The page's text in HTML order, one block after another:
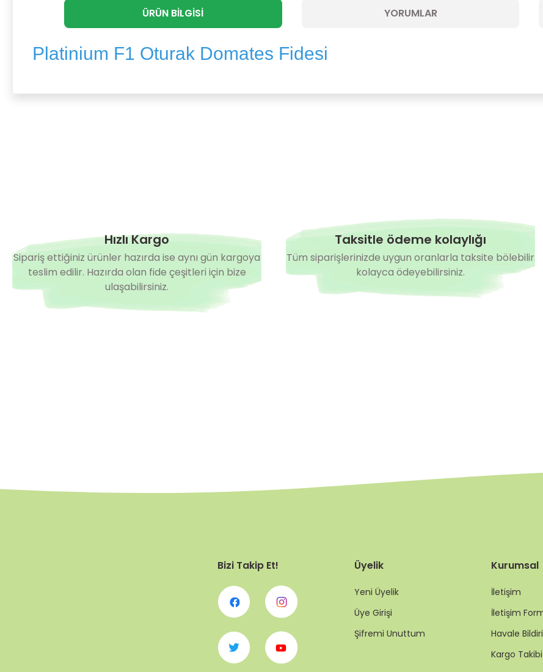
ÜRÜN BILGISI YORUMLAR
Platinium F1 Oturak Domates Fidesi
Hızlı Kargo
Sipariş ettiğiniz ürünler hazırda ise aynı gün kargoya
teslim edilir. Hazırda olan fide çeşitleri için bize
ulaşabilirsiniz.
Taksitle ödeme kolaylığı
Tüm siparişlerinizde uygun oranlarla taksite bölebilir
kolayca ödeyebilirsiniz.
Bizi Takip Et! Üyelik
Yeni Üyelik
Üye Girişi
Şifremi Unuttum
Kurumsal
İletişim
İletişim
Havale
Kargo Takibi